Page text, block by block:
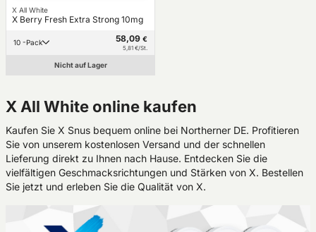
X All White
X Berry Fresh Extra Strong 10mg
10 -Pack 58,09 €
5,81 €/St.
Nicht auf Lager
X All White online kaufen
Kaufen Sie X Snus bequem online bei Northerner DE. Profitieren
Sie von unserem kostenlosen Versand und der schnellen
Lieferung direkt zu Ihnen nach Hause. Entdecken Sie die
vielfältigen Geschmacksrichtungen und Stärken von X. Bestellen
Sie jetzt und erleben Sie die Qualität von X.